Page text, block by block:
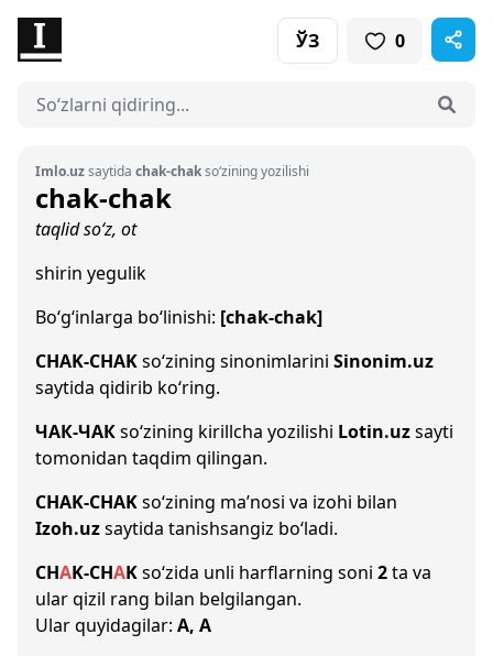
ЎЗ 0
Imlo.uzsaytida chak-chakso‘zining yozilishi
chak-chak
taqlid so‘z, ot
shirin yegulik
Bo‘g‘inlarga bo‘linishi: [chak-chak]
CHAK-CHAKso‘zining sinonimlarini Sinonim.uz
saytida qidirib ko‘ring.
ЧАК-ЧАКso‘zining kirillcha yozilishi Lotin.uzsayti
tomonidan taqdim qilingan.
CHAK-CHAKso‘zining ma’nosi va izohi bilan
Izoh.uzsaytida tanishsangiz bo‘ladi.
CHAK-CHAKso‘zida unli harflarning soni 2ta va
ular qizil rang bilan belgilangan.
Ular quyidagilar: A, A